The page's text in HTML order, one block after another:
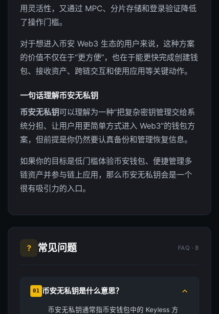
用灵活性，又通过 MPC、分片存储和登录验证降低
了操作门槛。
对于想进入币安 Web3 生态的用户来说，这种方案
的价值不仅在于“更方便”，也在于能更快完成创建钱
包、接收资产、跨链交互和使用应用等关键动作。
一句话理解币安无私钥
币安无私钥可以理解为一种“把复杂密钥管理交给系
统分担、让用户用更简单方式进入 Web3”的钱包方
案，但前提是你仍然要认真备份和管理恢复信息。
如果你的目标是低门槛体验币安钱包、便捷管理多
链资产并参与链上应用，那么币安无私钥会是一个
很有吸引力的入口。
? 常见问题 FAQ · 8
01 币安无私钥是什么意思？
币安无私钥通常指币安钱包中的 Keyless 方